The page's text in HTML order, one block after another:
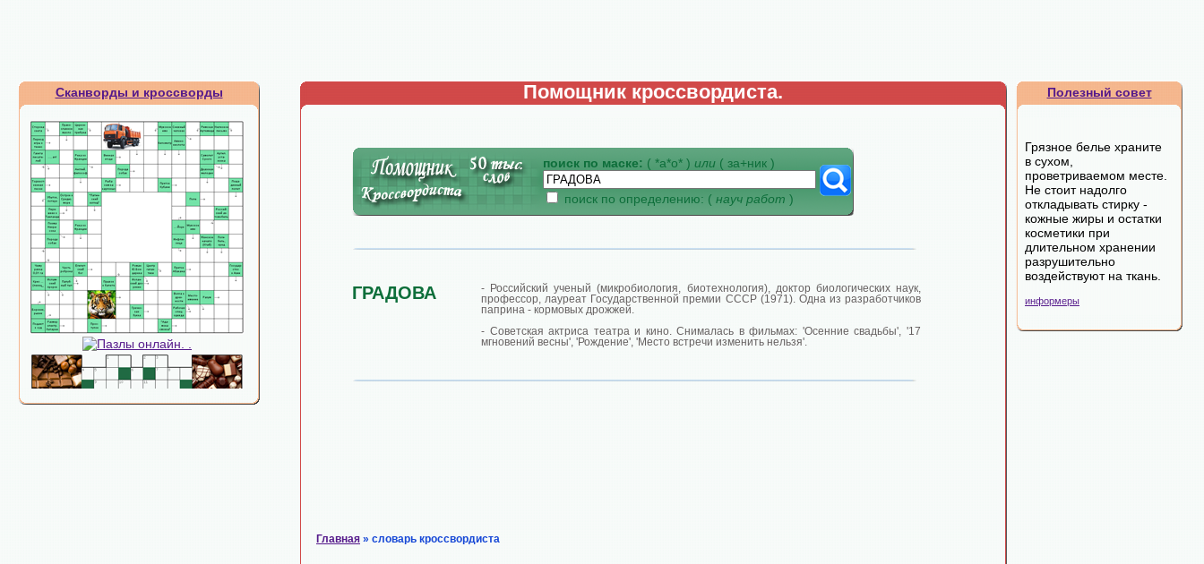
Сканворды и кроссворды Помощник кроссвордиста.
поиск по маске: ( *а*о* ) или ( за+ник )
поиск по определению: ( науч работ )
ГРАДОВА
- Российский ученый (микробиология, биотехнология), доктор биологических наук,
профессор, лауреат Государственной премии СССР (1971). Одна из разработчиков
паприна - кормовых дрожжей.
- Советская актриса театра и кино. Снималась в фильмах: 'Осенние свадьбы', '17
мгновений весны', 'Рождение', 'Место встречи изменить нельзя'.
Главная » словарь кроссвордиста
Полезный совет
Грязное белье храните
в сухом,
проветриваемом месте.
Не стоит надолго
откладывать стирку -
кожные жиры и остатки
косметики при
длительном хранении
разрушительно
воздействуют на ткань.
информеры